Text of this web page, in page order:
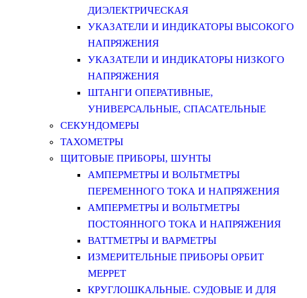
ДИЭЛЕКТРИЧЕСКАЯ
УКАЗАТЕЛИ И ИНДИКАТОРЫ ВЫСОКОГО
НАПРЯЖЕНИЯ
УКАЗАТЕЛИ И ИНДИКАТОРЫ НИЗКОГО
НАПРЯЖЕНИЯ
ШТАНГИ ОПЕРАТИВНЫЕ,
УНИВЕРСАЛЬНЫЕ, СПАСАТЕЛЬНЫЕ
СЕКУНДОМЕРЫ
ТАХОМЕТРЫ
ЩИТОВЫЕ ПРИБОРЫ, ШУНТЫ
АМПЕРМЕТРЫ И ВОЛЬТМЕТРЫ
ПЕРЕМЕННОГО ТОКА И НАПРЯЖЕНИЯ
АМПЕРМЕТРЫ И ВОЛЬТМЕТРЫ
ПОСТОЯННОГО ТОКА И НАПРЯЖЕНИЯ
ВАТТМЕТРЫ И ВАРМЕТРЫ
ИЗМЕРИТЕЛЬНЫЕ ПРИБОРЫ ОРБИТ
МЕРРЕТ
КРУГЛОШКАЛЬНЫЕ. СУДОВЫЕ И ДЛЯ